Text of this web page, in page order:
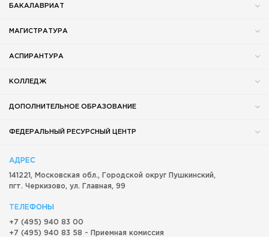
БАКАЛАВРИАТ
МАГИСТРАТУРА
АСПИРАНТУРА
КОЛЛЕДЖ
ДОПОЛНИТЕЛЬНОЕ ОБРАЗОВАНИЕ
ФЕДЕРАЛЬНЫЙ РЕСУРСНЫЙ ЦЕНТР
АДРЕС
141221, Московская обл., Городской округ Пушкинский,
пгт. Черкизово, ул. Главная, 99
ТЕЛЕФОНЫ
+7 (495) 940 83 00
+7 (495) 940 83 58 - Приемная комиссия